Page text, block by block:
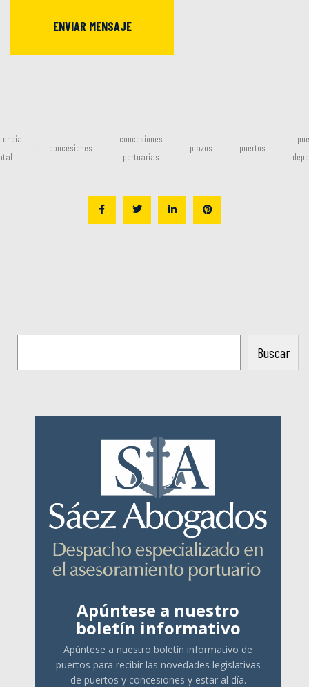
ENVIAR MENSAJE
concesiones
concesiones
portuarias
plazos puertos
Buscar
Apúntese a nuestro
boletín informativo
Apúntese a nuestro boletín informativo de
puertos para recibir las novedades legislativas
de puertos y concesiones y estar al día.